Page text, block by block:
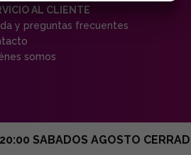
AL CLIENTE
y preguntas frecuentes
somos
SABADOS AGOSTO